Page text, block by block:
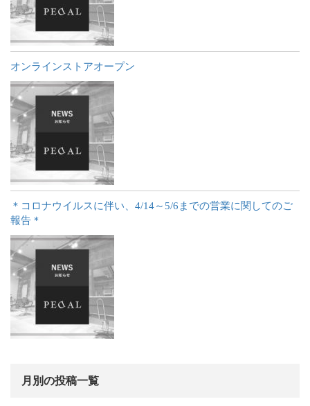
オンラインストアオープン
＊コロナウイルスに伴い、4/14～5/6までの営業に関してのご
報告＊
月別の投稿一覧